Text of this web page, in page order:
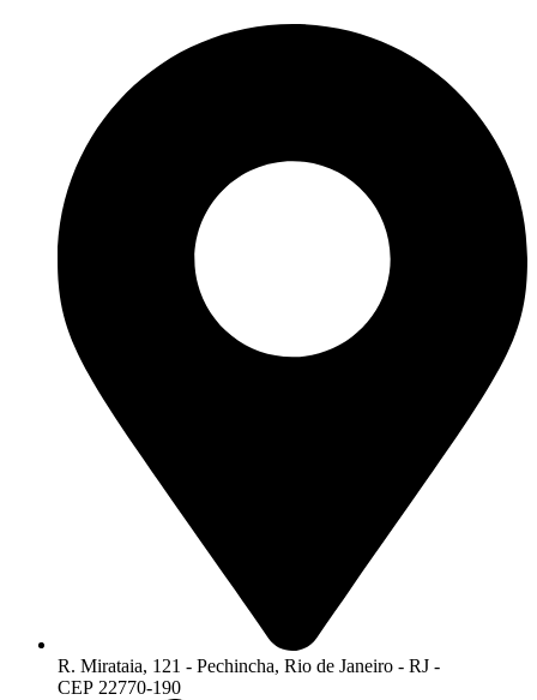
R. Mirataia, 121 - Pechincha, Rio de Janeiro - RJ -
CEP 22770-190